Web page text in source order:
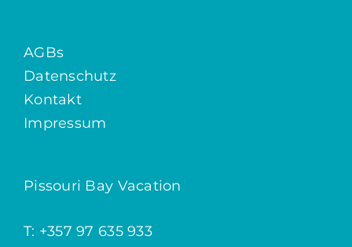
AGBs
Datenschutz
Kontakt
Impressum
Pissouri Bay Vacation
T: +357 97 635 933